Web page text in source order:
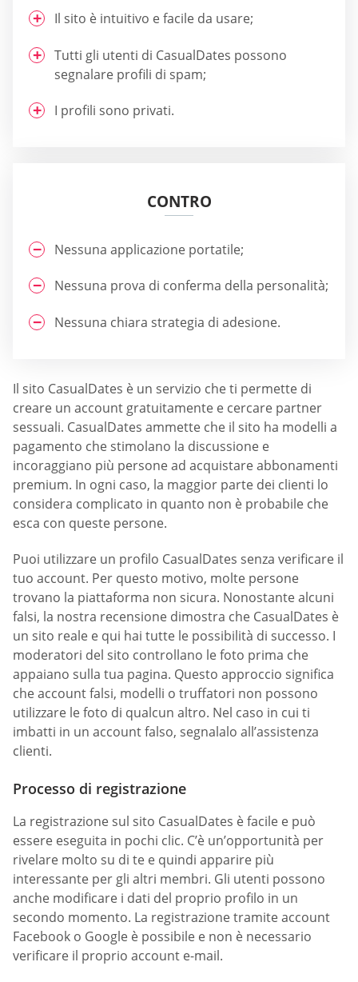
Il sito è intuitivo e facile da usare;
Tutti gli utenti di СasualDates possono
segnalare profili di spam;
I profili sono privati.
CONTRO
Nessuna applicazione portatile;
Nessuna prova di conferma della personalità;
Nessuna chiara strategia di adesione.
Il sito СasualDates è un servizio che ti permette di
creare un account gratuitamente e cercare partner
sessuali. СasualDates ammette che il sito ha modelli a
pagamento che stimolano la discussione e
incoraggiano più persone ad acquistare abbonamenti
premium. In ogni caso, la maggior parte dei clienti lo
considera complicato in quanto non è probabile che
esca con queste persone.
Puoi utilizzare un profilo СasualDates senza verificare il
tuo account. Per questo motivo, molte persone
trovano la piattaforma non sicura. Nonostante alcuni
falsi, la nostra recensione dimostra che СasualDates è
un sito reale e qui hai tutte le possibilità di successo. I
moderatori del sito controllano le foto prima che
appaiano sulla tua pagina. Questo approccio significa
che account falsi, modelli o truffatori non possono
utilizzare le foto di qualcun altro. Nel caso in cui ti
imbatti in un account falso, segnalalo all’assistenza
clienti.
Processo di registrazione
La registrazione sul sito СasualDates è facile e può
essere eseguita in pochi clic. C’è un’opportunità per
rivelare molto su di te e quindi apparire più
interessante per gli altri membri. Gli utenti possono
anche modificare i dati del proprio profilo in un
secondo momento. La registrazione tramite account
Facebook o Google è possibile e non è necessario
verificare il proprio account e-mail.